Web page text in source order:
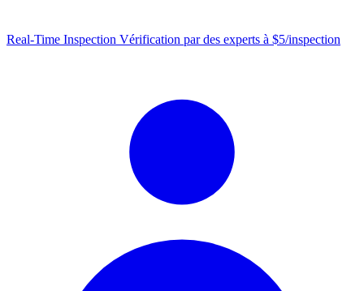
Real-Time Inspection Vérification par des experts à $5/inspection